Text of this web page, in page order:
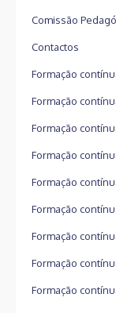
Comissão
Contactos
Formação
Formação
Formação
Formação
Formação
Formação
Formação
Formação
Formação